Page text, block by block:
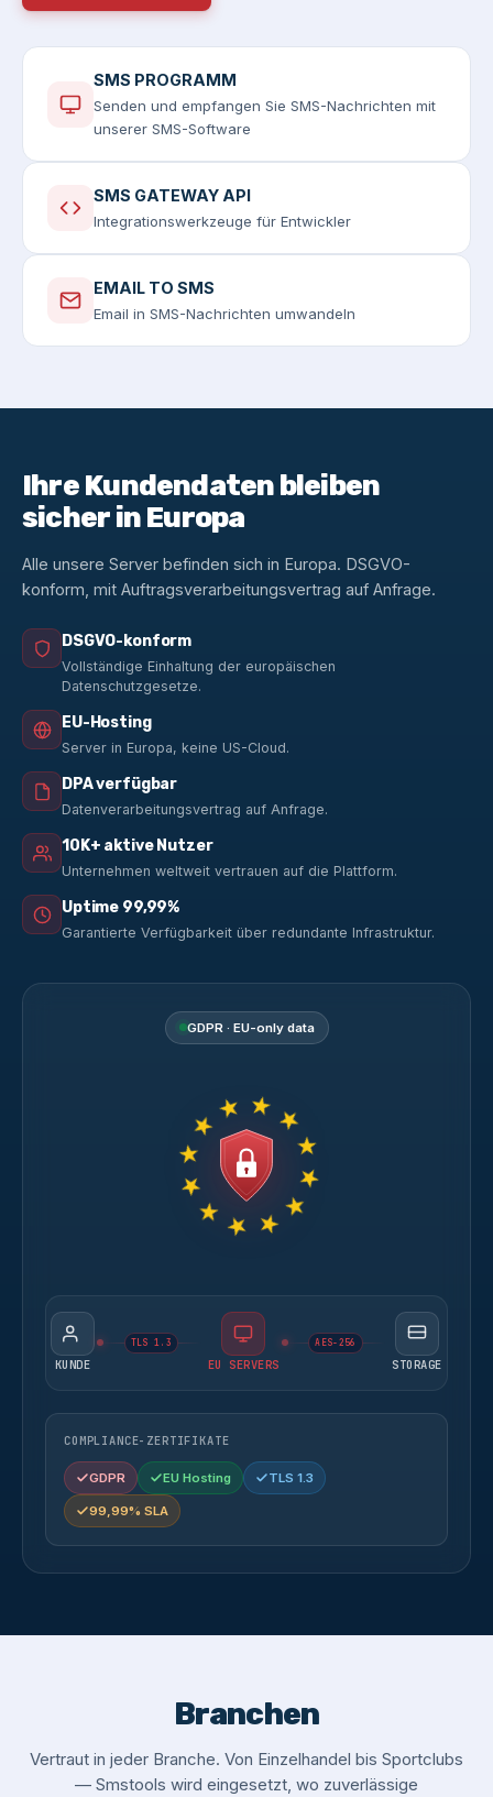
SMS PROGRAMM
Senden und empfangen Sie SMS-Nachrichten mit
unserer SMS-Software
SMS GATEWAY API
Integrationswerkzeuge für Entwickler
EMAIL TO SMS
Email in SMS-Nachrichten umwandeln
Ihre Kundendaten bleiben
sicher in Europa
Alle unsere Server befinden sich in Europa. DSGVO-
konform, mit Auftragsverarbeitungsvertrag auf Anfrage.
DSGVO-konform
Vollständige Einhaltung der europäischen
Datenschutzgesetze.
EU-Hosting
Server in Europa, keine US-Cloud.
DPA verfügbar
Datenverarbeitungsvertrag auf Anfrage.
10K+ aktive Nutzer
Unternehmen weltweit vertrauen auf die Plattform.
Uptime 99,99%
Garantierte Verfügbarkeit über redundante Infrastruktur.
GDPR · EU-only data
KUNDE
TLS 1.3
EU SERVERS
AES-256
STORAGE
COMPLIANCE-ZERTIFIKATE
GDPR EU Hosting TLS 1.3
99,99% SLA
Branchen
Vertraut in jeder Branche. Von Einzelhandel bis Sportclubs
— Smstools wird eingesetzt, wo zuverlässige